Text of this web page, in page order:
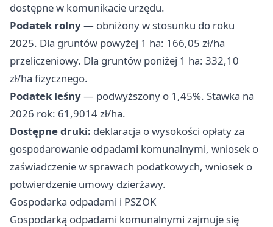
dostępne w komunikacie urzędu.
Podatek rolny— obniżony w stosunku do roku
2025. Dla gruntów powyżej 1 ha: 166,05 zł/ha
przeliczeniowy. Dla gruntów poniżej 1 ha: 332,10
zł/ha fizycznego.
Podatek leśny— podwyższony o 1,45%. Stawka na
2026 rok: 61,9014 zł/ha.
Dostępne druki: deklaracja o wysokości opłaty za
gospodarowanie odpadami komunalnymi, wniosek o
zaświadczenie w sprawach podatkowych, wniosek o
potwierdzenie umowy dzierżawy.
Gospodarka odpadami i PSZOK
Gospodarką odpadami komunalnymi zajmuje się